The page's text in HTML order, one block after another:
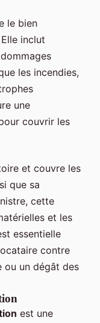
le bien
inclut
les incendies,
une
couvrir les
et couvre les
que sa
cette
et les
essentielle
contre
ou un dégât des
est une